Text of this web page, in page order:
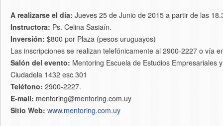
A realizarse el día: Jueves 25 de Junio de 2015 a partir de las
Instructora: Ps. Celina Sasiaín.
Inversión: $800 por Plaza (pesos uruguayos)
Las inscripciones se realizan telefónicamente al 2900-2227 o vía
Salón del evento: Mentoring Escuela de Estudios Empresariales
Ciudadela 1432 esc 301
Teléfono: 2900-2227.
E-mail: mentoring@mentoring.com.uy
Sitio Web: www.mentoring.com.uy